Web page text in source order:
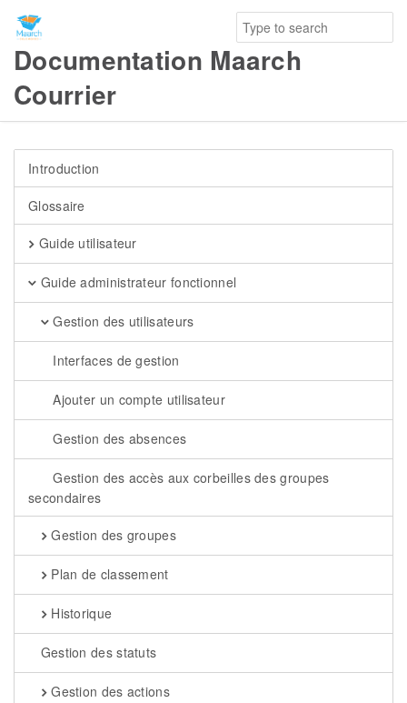
Documentation Maarch
Courrier
Introduction
Glossaire
Guide utilisateur
Guide administrateur fonctionnel
Gestion des utilisateurs
Interfaces de gestion
Ajouter un compte utilisateur
Gestion des absences
Gestion des accès aux corbeilles des groupes
secondaires
Gestion des groupes
Plan de classement
Historique
Gestion des statuts
Gestion des actions